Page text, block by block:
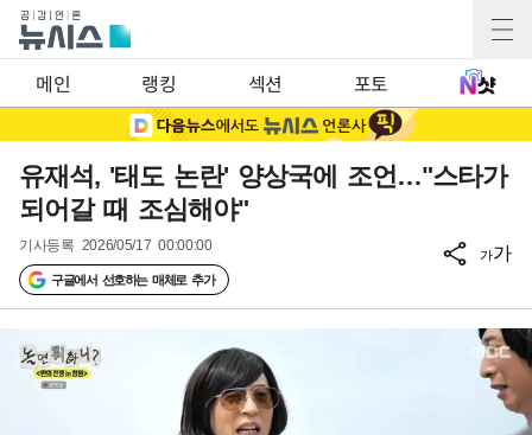
메인 랭킹 섹션 포토
유재석, '태도 논란' 양상국에 조언…"스타가
되어갈 때 조심해야"
기사등록 2026/05/17 00:00:00
구글에서 선호하는 매체로 추가
가가